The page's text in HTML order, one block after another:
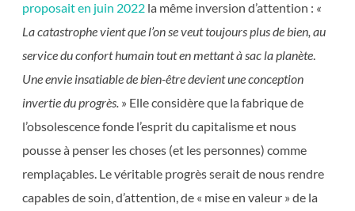
proposait en juin 2022la même inversion d’attention : «
La catastrophe vient que l’on se veut toujours plus de bien, au
service du confort humain tout en mettant à sac la planète.
Une envie insatiable de bien-être devient une conception
invertie du progrès.» Elle considère que la fabrique de
l’obsolescence fonde l’esprit du capitalisme et nous
pousse à penser les choses (et les personnes) comme
remplaçables. Le véritable progrès serait de nous rendre
capables de soin, d’attention, de « mise en valeur » de la